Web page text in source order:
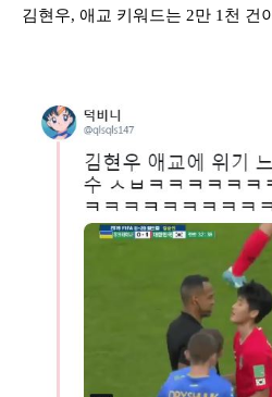
김현우, 애교 키워드는 2만 1천 건